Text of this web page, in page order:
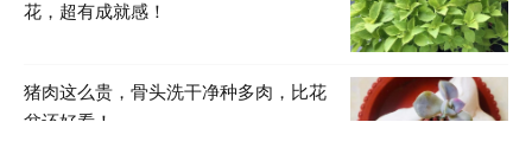
花，超有成就感！
猪肉这么贵，骨头洗干净种多肉，比花
盆还好看！